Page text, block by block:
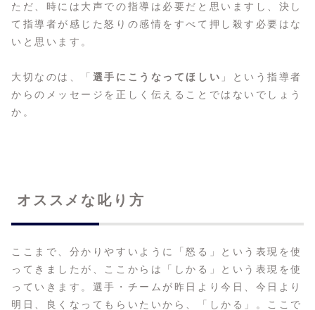
ただ、時には大声での指導は必要だと思いますし、決し
て指導者が感じた怒りの感情をすべて押し殺す必要はな
いと思います。
大切なのは、「 選手にこうなってほしい 」という指導者
からのメッセージを正しく伝えることではないでしょう
か。
オススメな叱り方
ここまで、分かりやすいように「怒る」という表現を使
ってきましたが、ここからは「しかる」という表現を使
っていきます。選手・チームが昨日より今日、今日より
明日、良くなってもらいたいから、「しかる」。ここで